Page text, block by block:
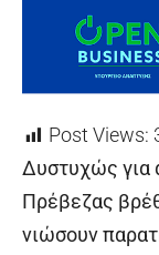
Post Views:
Δυστυχώς για
Πρέβεζας
νιώσουν